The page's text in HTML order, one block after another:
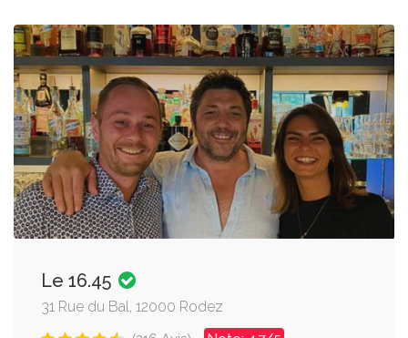
Le 16.45
31 Rue du Bal, 12000 Rodez